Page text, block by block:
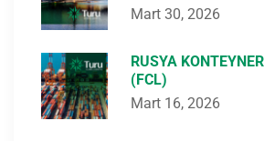
Mart 30, 2026
RUSYA
(FCL)
Mart 16, 2026